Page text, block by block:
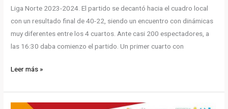
“Encuentro,
Liga Norte 2023-2024. El partido se decantó hacia el cuadro local
con un resultado final de 40-22, siendo un encuentro con dinámicas
muy diferentes entre los 4 cuartos. Ante casi 200 espectadores, a
las 16:30 daba comienzo el partido. Un primer cuarto con
Derrota
comenzar
Leer más »